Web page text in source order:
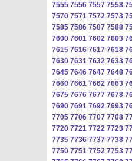
7555 7556 7557 7558
7570 7571 7572 7573
7585 7586 7587 7588
7600 7601 7602 7603
7615 7616 7617 7618
7630 7631 7632 7633
7645 7646 7647 7648
7660 7661 7662 7663
7675 7676 7677 7678
7690 7691 7692 7693
7705 7706 7707 7708
7720 7721 7722 7723
7735 7736 7737 7738
7750 7751 7752 7753